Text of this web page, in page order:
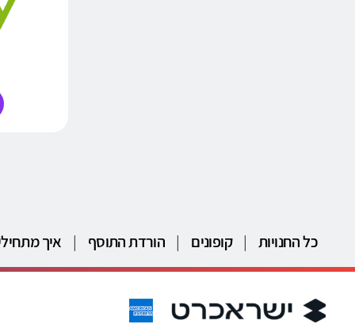
כל החנויות | קופונים | הורדת התוסף | איך